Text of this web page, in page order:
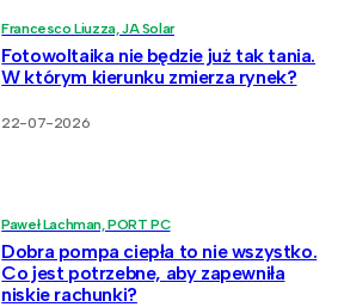
Francesco Liuzza, JA Solar
Fotowoltaika nie będzie już tak tania.
W którym kierunku zmierza rynek?
22-07-2026
Paweł Lachman, PORT PC
Dobra pompa ciepła to nie wszystko.
Co jest potrzebne, aby zapewniła
niskie rachunki?